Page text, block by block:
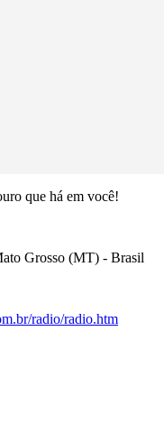
que há em você!
Grosso (MT) - Brasil
radio/radio.htm